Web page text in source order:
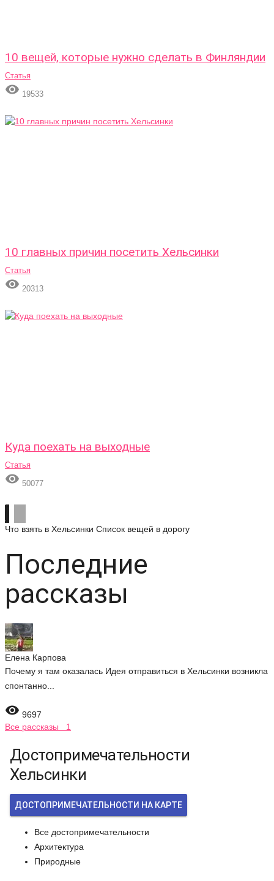
10 вещей, которые нужно сделать в Финляндии
Статья
 19533
10 главных причин посетить Хельсинки
Статья
 20313
Куда поехать на выходные
Статья
 50077
Что взять в Хельсинки Список вещей в дорогу
Последние
рассказы
Елена Карпова
Почему я там оказалась Идея отправиться в Хельсинки возникла
спонтанно...
 9697
Все рассказы 1
Достопримечательности
Хельсинки
ДОСТОПРИМЕЧАТЕЛЬНОСТИ НА КАРТЕ
Все достопримечательности
Архитектура
Природные